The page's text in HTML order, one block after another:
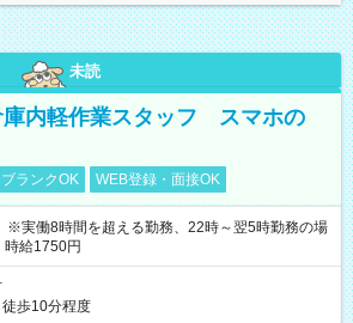
未読
庫内軽作業スタッフ スマホの
ブランクOK WEB登録・面接OK
実働8時間を超える勤務、22時～翌5時勤務の場
給1750円
歩10分程度